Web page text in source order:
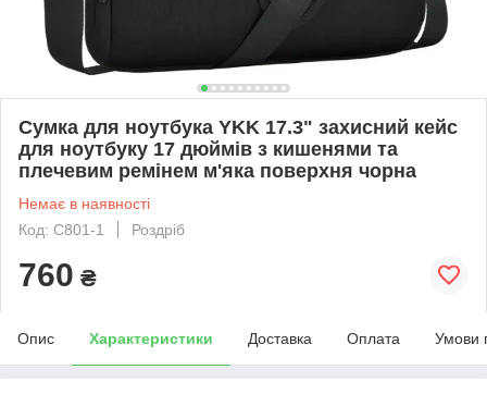
Сумка для ноутбука YKK 17.3" захисний кейс
для ноутбуку 17 дюймів з кишенями та
плечевим ремінем м'яка поверхня чорна
Немає в наявності
Код: С801-1
Роздріб
760 ₴
Опис Характеристики Доставка Оплата Умови